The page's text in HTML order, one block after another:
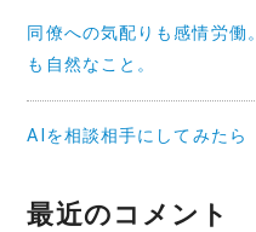
同僚への気配りも感情労働
も自然なこと。
AIを相談相手にしてみたら
最近のコメント